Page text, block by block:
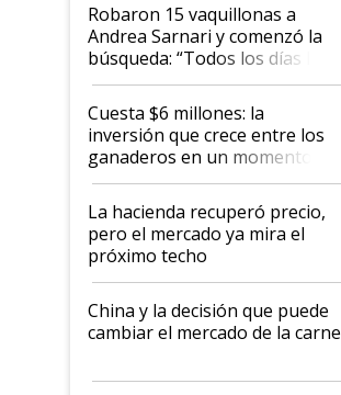
Robaron 15 vaquillonas a
Andrea Sarnari y comenzó la
búsqueda: “Todos los días le
toca a algún productor”
Cuesta $6 millones: la
inversión que crece entre los
ganaderos en un momento
histórico para la actividad
La hacienda recuperó precio,
pero el mercado ya mira el
próximo techo
China y la decisión que puede
cambiar el mercado de la carne